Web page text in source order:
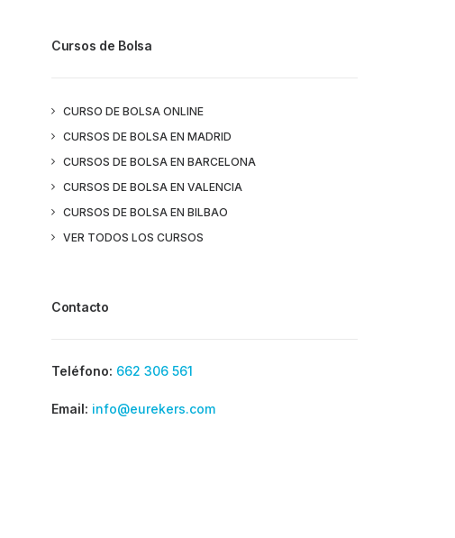
Cursos de Bolsa
CURSO DE BOLSA ONLINE
CURSOS DE BOLSA EN MADRID
CURSOS DE BOLSA EN BARCELONA
CURSOS DE BOLSA EN VALENCIA
CURSOS DE BOLSA EN BILBAO
VER TODOS LOS CURSOS
Contacto
Teléfono: 662 306 561
Email: info@eurekers.com